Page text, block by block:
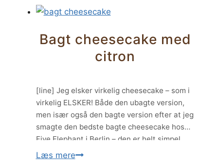
nougat
bærsukker
Bagt cheesecake med
citron
[line] Jeg elsker virkelig cheesecake – som i
virkelig ELSKER! Både den ubagte version,
men især også den bagte version efter at jeg
smagte den bedste bagte cheesecake hos
Five Elephant i Berlin – den er helt simpel
bestående af en krydret kiksebund, frisk
Læs mereBagt